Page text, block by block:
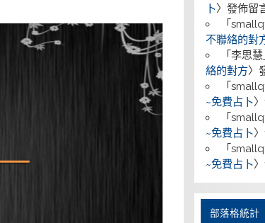
卜〉發佈留
「
不聯絡的對
「 李思慧
絡的對方〉
「
~免費占卜
「
~免費占卜
「
~免費占卜
部落格統計